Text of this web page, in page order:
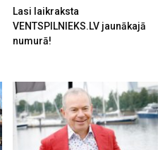
Lasi laikraksta
VENTSPILNIEKS.LV jaunākajā
numurā!